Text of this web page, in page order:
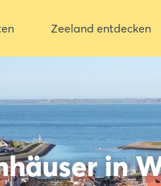
Zeeland entdecken
in